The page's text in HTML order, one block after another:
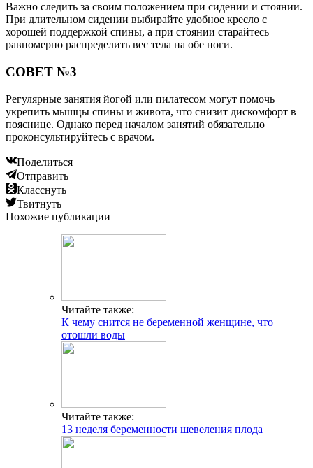
Важно следить за своим положением при сидении и стоянии.
При длительном сидении выбирайте удобное кресло с
хорошей поддержкой спины, а при стоянии старайтесь
равномерно распределить вес тела на обе ноги.
СОВЕТ №3
Регулярные занятия йогой или пилатесом могут помочь
укрепить мышцы спины и живота, что снизит дискомфорт в
пояснице. Однако перед началом занятий обязательно
проконсультируйтесь с врачом.
Поделиться
Отправить
Класснуть
Твитнуть
Похожие публикации
Читайте также:
К чему снится не беременной женщине, что
отошли воды
Читайте также:
13 неделя беременности шевеления плода